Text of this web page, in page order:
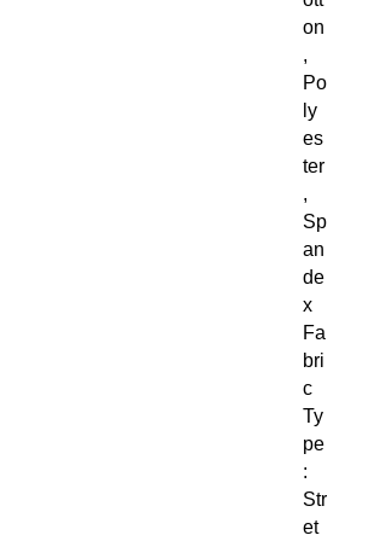
on
,
Po
ly
es
ter
,
Sp
an
de
x
Fa
bri
c
Ty
pe
:
Str
et